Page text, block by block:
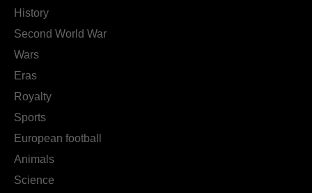
History
Second World War
Wars
Eras
Royalty
Sports
European football
Animals
Science